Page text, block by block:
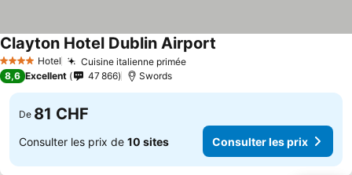
4 Étoiles Hotel Cuisine italienne primée
Clayton Hotel Dublin Airport
8,6 Excellent 47 866 Swords
De 81 CHF
Consulter les prix de 10 sites Consulter les prix